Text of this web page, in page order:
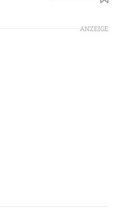
Foto: Rockwell
ANZEIGE